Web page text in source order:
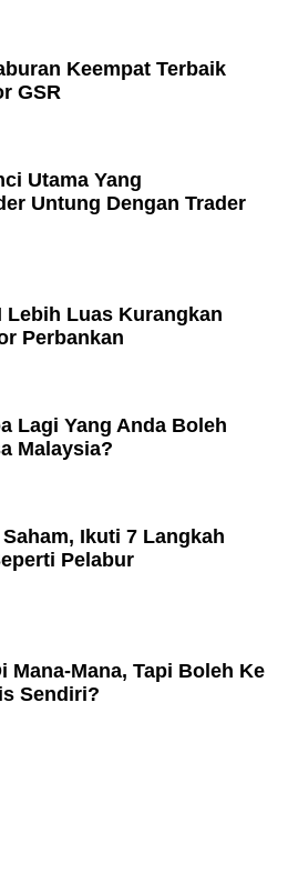
Keempat Terbaik
GSR
Utama Yang
Untung Dengan Trader
Lebih Luas Kurangkan
Perbankan
Lagi Yang Anda Boleh
Malaysia?
Ikuti 7 Langkah
Pelabur
Mana-Mana, Tapi Boleh Ke
Sendiri?